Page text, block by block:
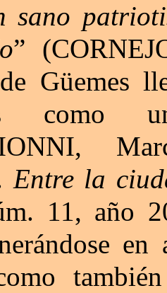
sano
”
Güemes
como
Entre la
11, año